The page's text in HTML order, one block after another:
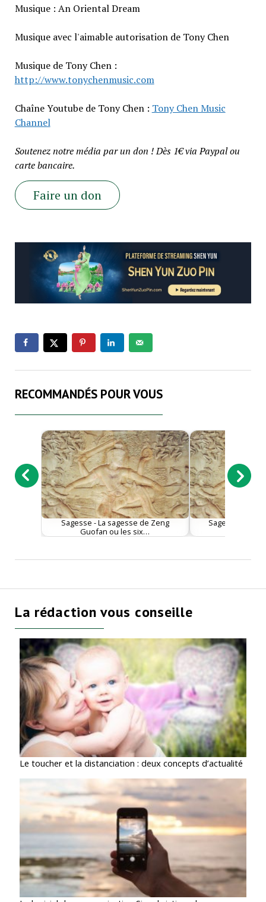
Musique : An Oriental Dream
Musique avec l'aimable autorisation de Tony Chen
Musique de Tony Chen :
http://www.tonychenmusic.com
Chaîne Youtube de Tony Chen : Tony Chen Music
Channel
Soutenez notre média par un don ! Dès 1€ via Paypal ou
carte bancaire.
Faire un don
RECOMMANDÉS POUR VOUS
Sagesse - La sagesse de Zeng
Guofan ou les six…
Sagesse -
La rédaction vous conseille
Le toucher et la distanciation : deux concepts d’actualité